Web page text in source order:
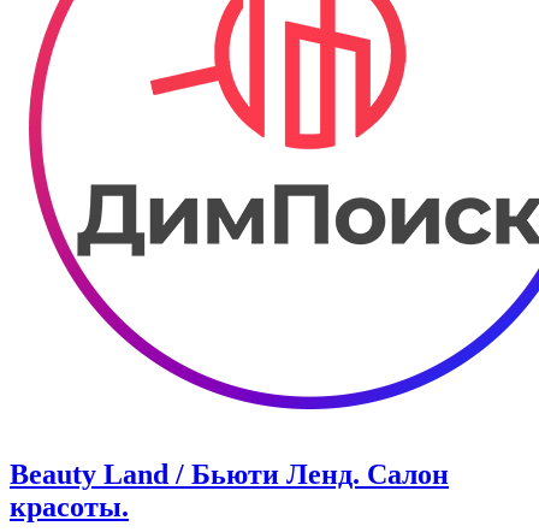
Beauty Land / Бьюти Ленд. Салон
красоты.